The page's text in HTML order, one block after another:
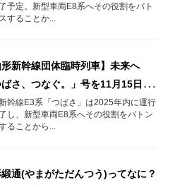
予定。新型車両E8系へその役割をバト
することか...
形新幹線団体臨時列車】未来へ
ばさ、つなぐ。」号を11月15日
に運行します！
幹線E3系「つばさ」は2025年内に運行
し、新型車両E8系へその役割をバトン
ることから...
通(やまがただんつう)ってなに？